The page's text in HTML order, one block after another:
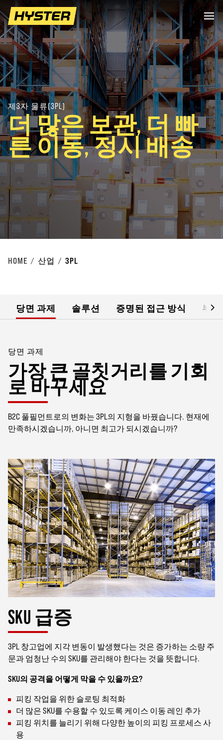
제3자 물류(3PL)
더 많은 보관, 더 빠
른 이동, 정시 배송
HOME 산업 3PL
당면 과제 솔루션 증명된 접근 방식 부
당면 과제
가장 큰 골칫거리를 기회
로 바꾸세요
B2C 풀필먼트로의 변화는 3PL의 지형을 바꿨습니다. 현재에
만족하시겠습니까, 아니면 최고가 되시겠습니까?
SKU 급증
3PL 창고업에 지각 변동이 발생했다는 것은 증가하는 소량 주
문과 엄청난 수의 SKU를 관리해야 한다는 것을 뜻합니다.
SKU의 공격을 어떻게 막을 수 있을까요?
피킹 작업을 위한 슬로팅 최적화
더 많은 SKU를 수용할 수 있도록 케이스 이동 레인 추가
피킹 위치를 늘리기 위해 다양한 높이의 피킹 프로세스 사
용